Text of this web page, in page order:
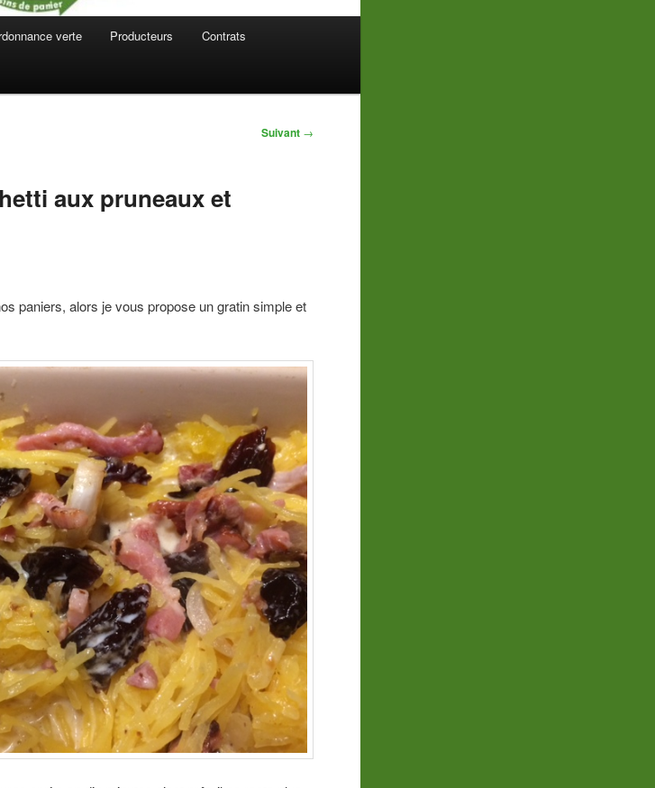
verte Producteurs Contrats
Suivant →
aux pruneaux et
paniers, alors je vous propose un gratin simple et